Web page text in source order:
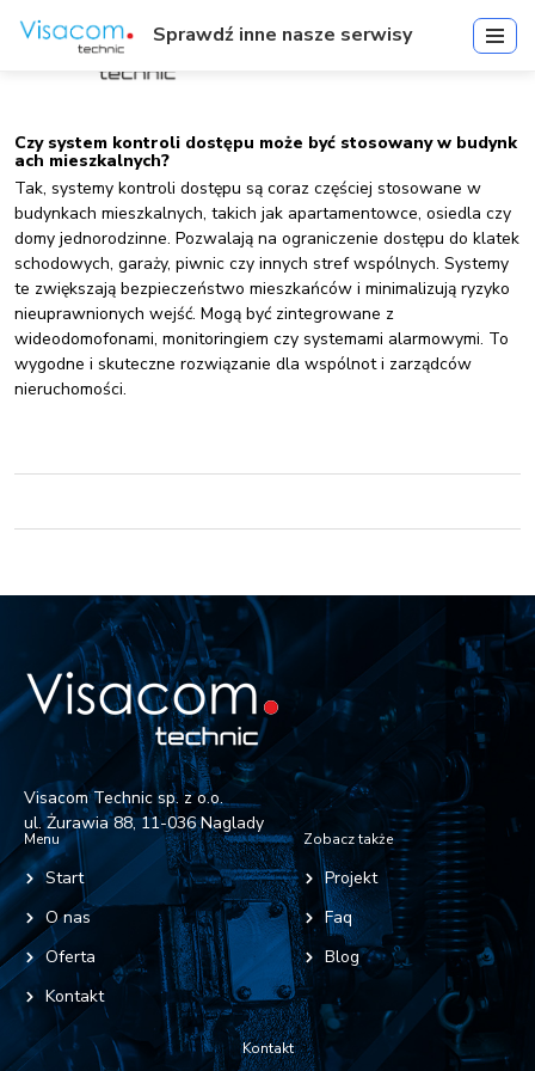
Czy system kontroli dostępu może być stosowany w budynk
ach mieszkalnych?
Tak, systemy kontroli dostępu są coraz częściej stosowane w
budynkach mieszkalnych, takich jak apartamentowce, osiedla czy
domy jednorodzinne. Pozwalają na ograniczenie dostępu do klatek
schodowych, garaży, piwnic czy innych stref wspólnych. Systemy
te zwiększają bezpieczeństwo mieszkańców i minimalizują ryzyko
nieuprawnionych wejść. Mogą być zintegrowane z
wideodomofonami, monitoringiem czy systemami alarmowymi. To
wygodne i skuteczne rozwiązanie dla wspólnot i zarządców
nieruchomości.
Visacom Technic sp. z o.o.
ul. Żurawia 88, 11-036 Naglady
Menu
Start
O nas
Oferta
Kontakt
Zobacz także
Projekt
Faq
Blog
Kontakt
Sprawdź inne nasze serwisy